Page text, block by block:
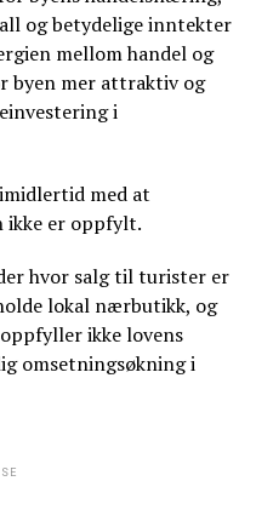
og betydelige inntekter
mellom handel og
byen mer attraktiv og
i
med at
ikke er oppfylt.
hvor salg til turister er
lokal nærbutikk, og
ikke lovens
omsetningsøkning i